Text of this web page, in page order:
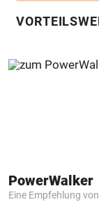
PowerWalker
Eine Empfehlung